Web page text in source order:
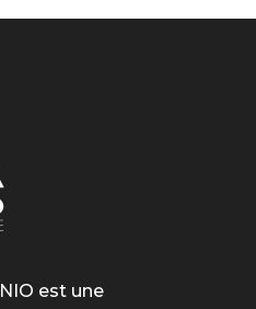
woman-used-
est une